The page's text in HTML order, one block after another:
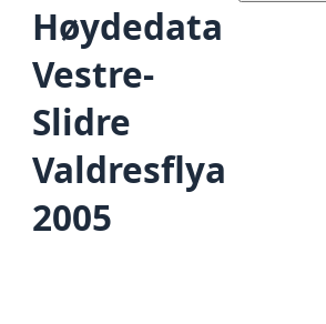
Høydedata
Vestre-
Slidre
Valdresflya
2005